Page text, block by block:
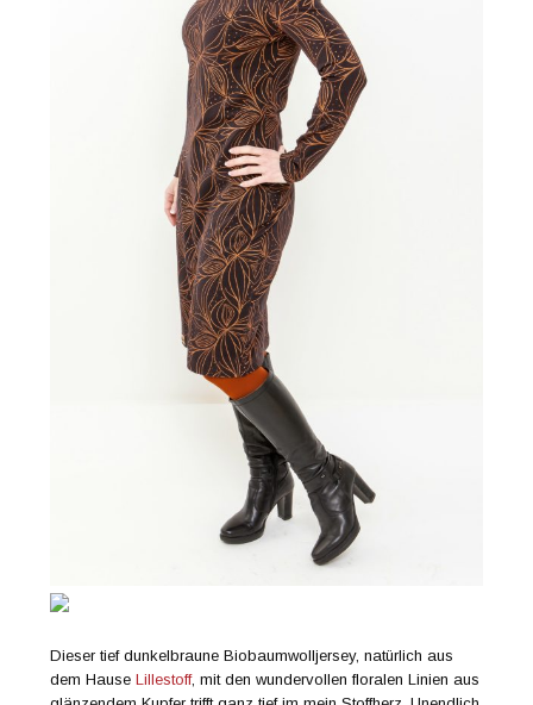
Dieser tief dunkelbraune Biobaumwolljersey, natürlich aus
dem HauseLillestoff, mit den wundervollen floralen Linien aus